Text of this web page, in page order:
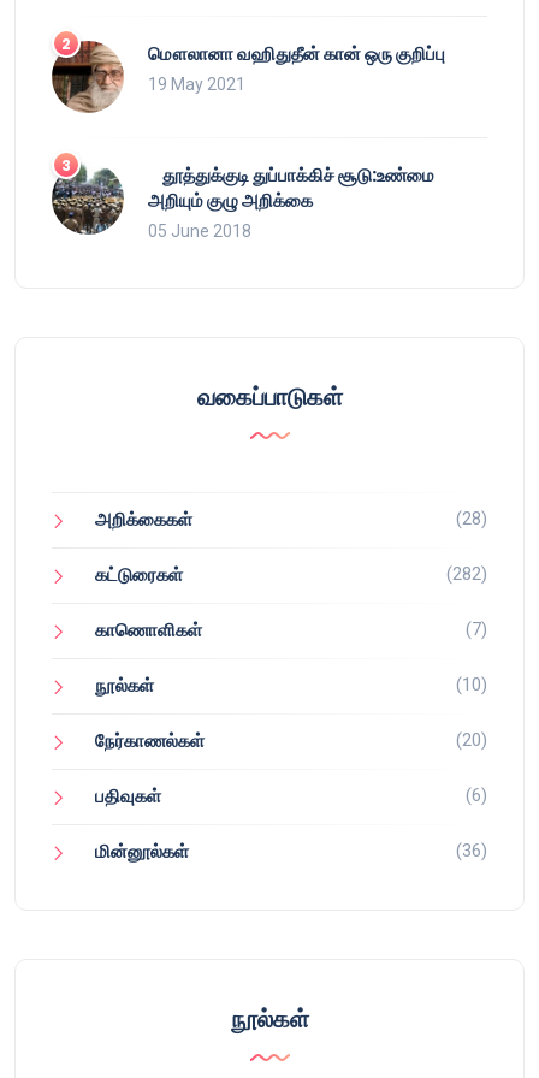
மௌலானா வஹிதுதீன் கான் ஒரு குறிப்பு
19 May 2021
தூத்துக்குடி துப்பாக்கிச் சூடு:உண்மை
அறியும் குழு அறிக்கை
05 June 2018
வகைப்பாடுகள்
அறிக்கைகள் (28)
கட்டுரைகள் (282)
காணொளிகள் (7)
நூல்கள் (10)
நேர்காணல்கள் (20)
பதிவுகள் (6)
மின்னூல்கள் (36)
நூல்கள்